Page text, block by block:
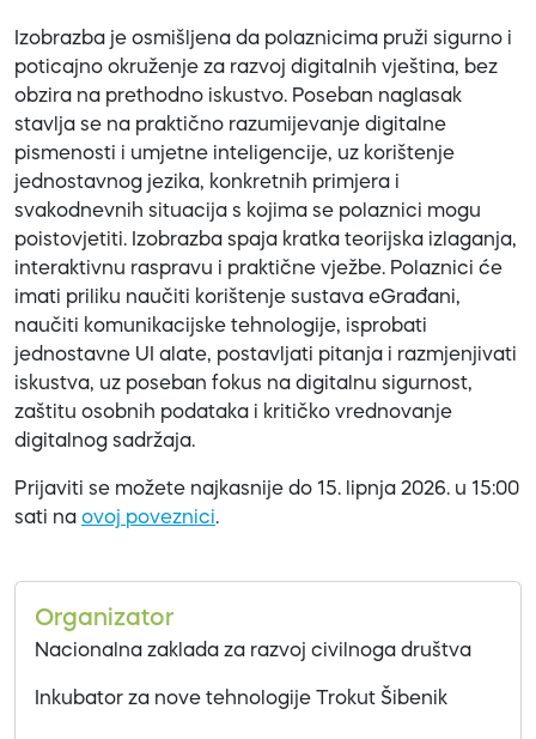
Izobrazba je osmišljena da polaznicima pruži sigurno i
poticajno okruženje za razvoj digitalnih vještina, bez
obzira na prethodno iskustvo. Poseban naglasak
stavlja se na praktično razumijevanje digitalne
pismenosti i umjetne inteligencije, uz korištenje
jednostavnog jezika, konkretnih primjera i
svakodnevnih situacija s kojima se polaznici mogu
poistovjetiti. Izobrazba spaja kratka teorijska izlaganja,
interaktivnu raspravu i praktične vježbe. Polaznici će
imati priliku naučiti korištenje sustava eGrađani,
naučiti komunikacijske tehnologije, isprobati
jednostavne UI alate, postavljati pitanja i razmjenjivati
iskustva, uz poseban fokus na digitalnu sigurnost,
zaštitu osobnih podataka i kritičko vrednovanje
digitalnog sadržaja.
Prijaviti se možete najkasnije do 15. lipnja 2026. u 15:00
sati na ovoj poveznici.
Organizator
Nacionalna zaklada za razvoj civilnoga društva
Inkubator za nove tehnologije Trokut Šibenik